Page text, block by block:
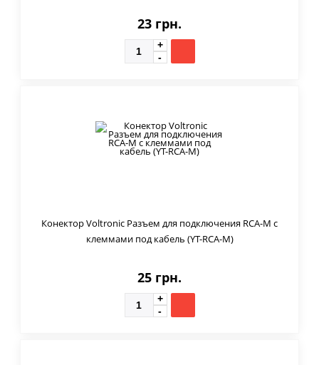
23 грн.
Конектор Voltronic Разъем для подключения RCA-M с
клеммами под кабель (YT-RCA-M)
25 грн.